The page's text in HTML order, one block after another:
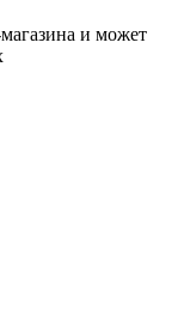
и может